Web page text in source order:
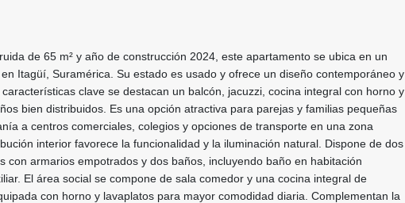
de 65 m² y año de construcción 2024, este apartamento se ubica en un
Itagüí, Suramérica. Su estado es usado y ofrece un diseño contemporáneo y
clave se destacan un balcón, jacuzzi, cocina integral con horno y
bien distribuidos. Es una opción atractiva para parejas y familias pequeñas
a centros comerciales, colegios y opciones de transporte en una zona
interior favorece la funcionalidad y la iluminación natural. Dispone de dos
con armarios empotrados y dos baños, incluyendo baño en habitación
El área social se compone de sala comedor y una cocina integral de
con horno y lavaplatos para mayor comodidad diaria. Complementan la